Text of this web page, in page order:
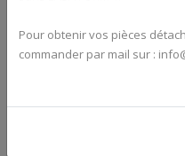
Pour obtenir vos pièces
commander par mail sur :